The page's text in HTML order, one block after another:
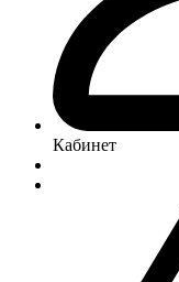
Кабинет